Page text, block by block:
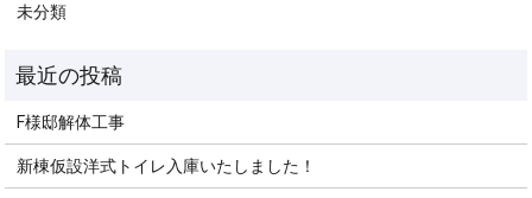
未分類
F様邸解体工事
新棟仮設洋式トイレ入庫いたしました！